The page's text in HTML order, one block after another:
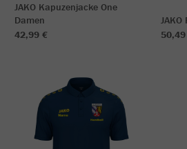
JAKO Kapuzenjacke One
Damen
42,99 €
JAKO